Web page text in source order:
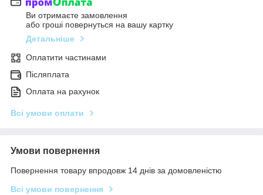
Ви отримаєте замовлення
або гроші повернуться на вашу картку
Детальніше
Оплатити частинами
Післяплата
Оплата на рахунок
Всі умови оплати
Умови повернення
Повернення товару впродовж 14 днів за домовленістю
Всі умови повернення